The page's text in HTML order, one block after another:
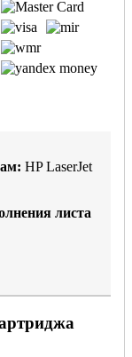
HP LaserJet
листа